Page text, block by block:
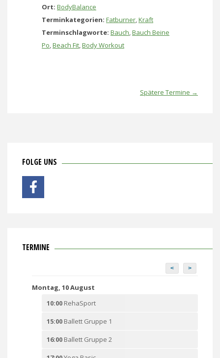
Ort: BodyBalance
Terminkategorien: Fatburner,Kraft
Terminschlagworte: Bauch,Bauch Beine
Po,Beach Fit,Body Workout
Spätere Termine →
FOLGE UNS
TERMINE
< >
Montag, 10 August
10:00 RehaSport
15:00 Ballett Gruppe 1
16:00 Ballett Gruppe 2